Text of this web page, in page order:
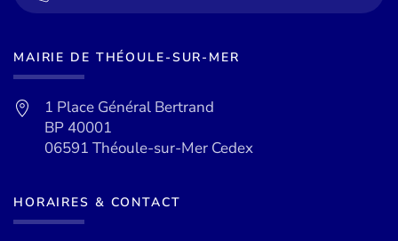
MAIRIE DE THÉOULE-SUR-MER
1 Place Général Bertrand
BP 40001
06591 Théoule-sur-Mer Cedex
HORAIRES & CONTACT